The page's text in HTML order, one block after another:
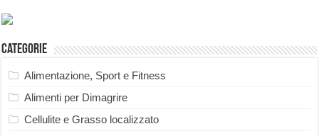
Categorie
Alimentazione, Sport e Fitness
Alimenti per Dimagrire
Cellulite e Grasso localizzato